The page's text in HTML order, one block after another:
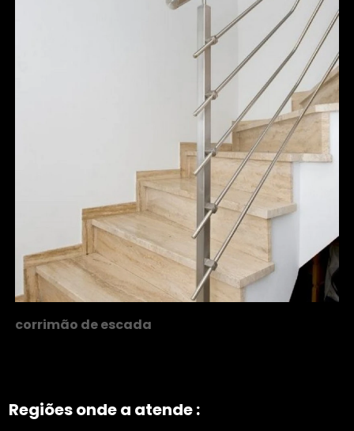
corrimão de escada
Regiões onde a atende :